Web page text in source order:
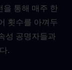
을 통해 매주 한
횟수를 아껴두
성 공명자들과
.